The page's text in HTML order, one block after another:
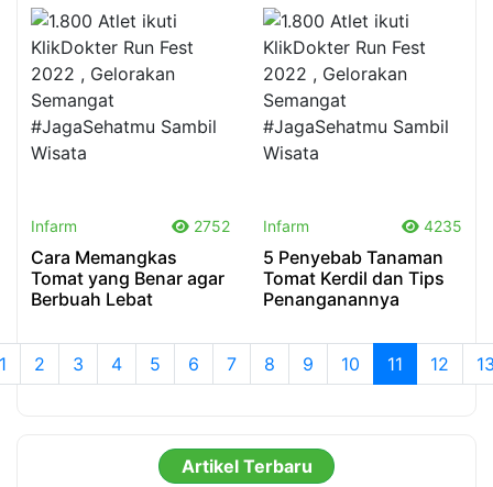
Infarm 2752
Cara Memangkas
Tomat yang Benar agar
Berbuah Lebat
Infarm 4235
5 Penyebab Tanaman
Tomat Kerdil dan Tips
Penanganannya
2 3 4 5 6 7 8 9 10 11 12
Artikel Terbaru